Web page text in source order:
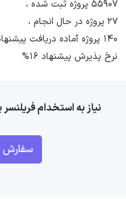
55907 پروژه ثبت شده ،
27 پروژه در حال انجام ،
140 پروژه آماده دریافت پیشنهاد ،
نرخ پذیرش پیشنهاد 16%
نیاز به استخدام
سفارش